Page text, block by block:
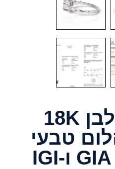
טבעת זהב לבן 18K
טבעי
1.56 קראט GIA ו-IGI